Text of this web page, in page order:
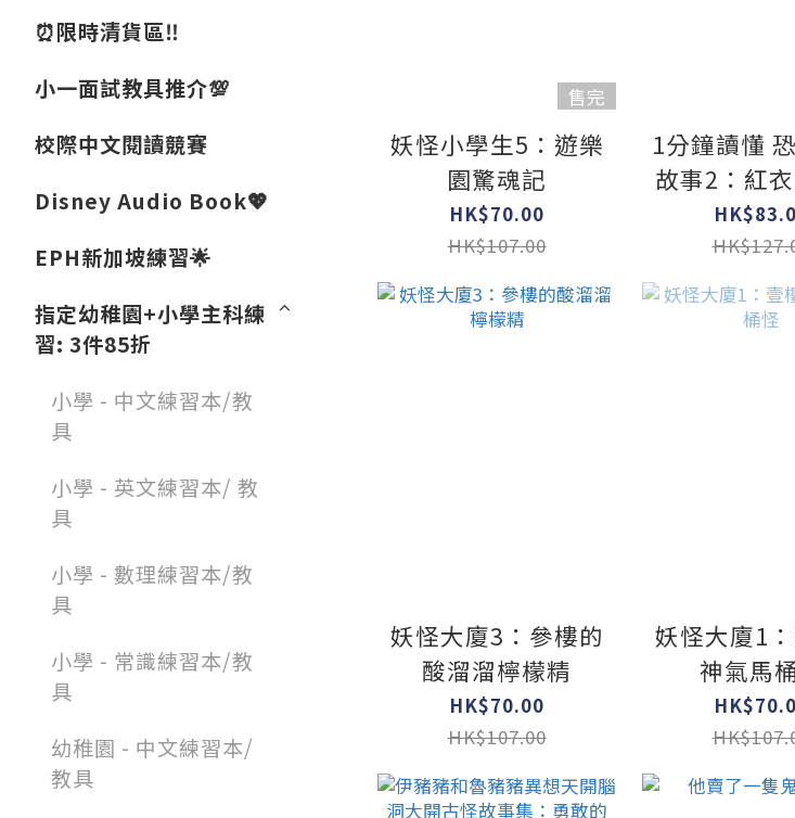
⏰限時清貨區‼️
小一面試教具推介💯
校際中文閱讀競賽
Disney Audio Book💖
EPH新加坡練習🌟
指定幼稚園+小學主科練
習: 3件85折
小學 - 中文練習本/教
具
小學 - 英文練習本/ 教
具
小學 - 數理練習本/教
具
小學 - 常識練習本/教
具
幼稚園 - 中文練習本/
教具
售完
妖怪小學生5：遊樂
園驚魂記
HK$70.00
HK$107.00
1分鐘讀懂
故事2：紅
人？
妖怪大廈3：參樓的
酸溜溜檸檬精
HK$70.00
HK$107.00
妖怪大廈1
神氣馬